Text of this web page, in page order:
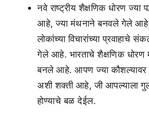
नवे राष्ट्रीय शैक्षणिक धोरण ज्या
आहे, ज्या मंथनाने बनवले गेले आहे,
लोकांच्या विचारांच्या
गेले आहे. भारताचे शैक्षणिक धोरण
बनले आहे. आपण ज्या कौशल्यावर
अशी शक्ती आहे, जी आपल्याला
होण्याचे बळ देईल.